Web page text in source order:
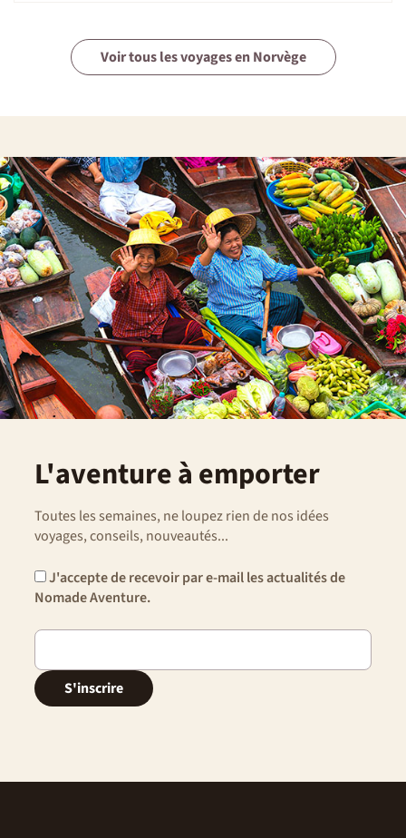
Voir tous les voyages en Norvège
L'aventure à emporter
Toutes les semaines, ne loupez rien de nos idées
voyages, conseils, nouveautés...
J'accepte de recevoir par e-mail les actualités de
Nomade Aventure.
S'inscrire